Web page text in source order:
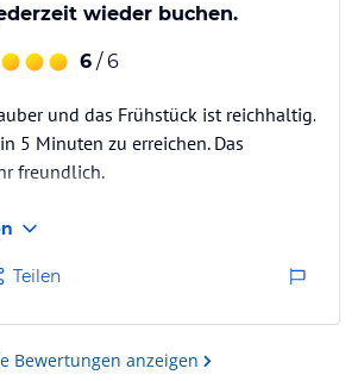
wieder buchen.
6 / 6
und das Frühstück ist reichhaltig.
5 Minuten zu erreichen. Das
freundlich.
Teilen
Bewertungen anzeigen